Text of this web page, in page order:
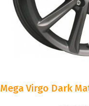
Mega Virgo Dark